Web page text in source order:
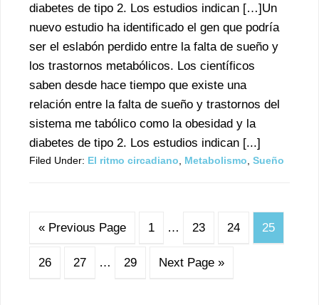
diabetes de tipo 2. Los estudios indican […]Un
nuevo estudio ha identificado el gen que podría
ser el eslabón perdido entre la falta de sueño y
los trastornos metabólicos. Los científicos
saben desde hace tiempo que existe una
relación entre la falta de sueño y trastornos del
sistema me tabólico como la obesidad y la
diabetes de tipo 2. Los estudios indican [...]
Filed Under: El ritmo circadiano Metabolismo Sueño
« Previous Page 1 … 23 24 25
26 27 … 29 Next Page »